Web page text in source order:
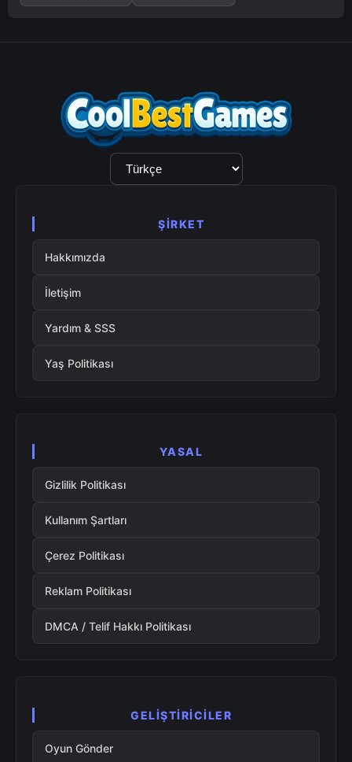
Dil
Seçimi
ŞIRKET
Hakkımızda
İletişim
Yardım & SSS
Yaş Politikası
YASAL
Gizlilik Politikası
Kullanım Şartları
Çerez Politikası
Reklam Politikası
DMCA / Telif Hakkı Politikası
GELIŞTIRICILER
Oyun Gönder